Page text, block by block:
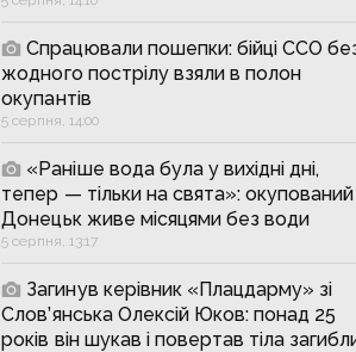
Спрацювали пошепки: бійці ССО
жодного пострілу взяли в полон
окупантів
5 серпня, 14:00
«Раніше вода була у вихідні дні,
тепер — тільки на свята»: окупований
Донецьк живе місяцями без води
5 серпня, 13:17
Загинув керівник «Плацдарму» зі
Слов’янська Олексій Юков: понад 25
років він шукав і повертав тіла